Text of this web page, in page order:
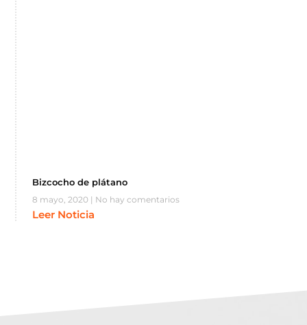
Bizcocho de plátano
8 mayo, 2020 No hay comentarios
Leer Noticia